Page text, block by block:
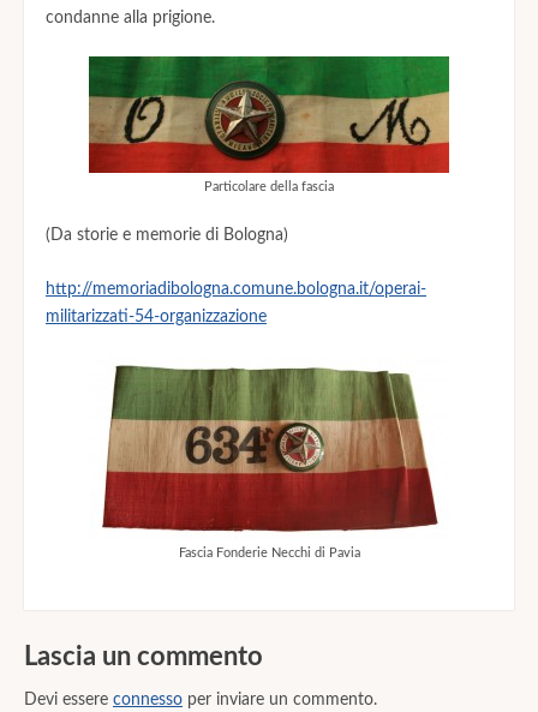
condanne alla prigione.
Particolare della fascia
(Da storie e memorie di Bologna)
http://memoriadibologna.comune.bologna.it/operai-
militarizzati-54-organizzazione
Fascia Fonderie Necchi di Pavia
Lascia un commento
Devi essere connesso per inviare un commento.